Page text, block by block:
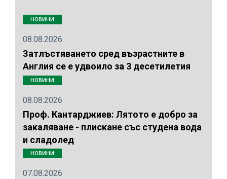
НОВИНИ
08.08.2026
Затлъстяването сред възрастните в
Англия се е удвоило за 3 десетилетия
НОВИНИ
08.08.2026
Проф. Кантарджиев: Лятото е добро за
закаляване - плискане със студена вода
и сладолед
НОВИНИ
07.08.2026